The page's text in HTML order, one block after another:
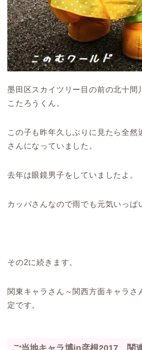
墨田区スカイツリー目の前の北十間
こたろうくん。
この子も昨年久しぶりに見たら全然
さんになっていました。
去年は眼鏡男子をしていましたよ。
カッパさんなので雨でも元気いっぱ
その2に続きます。
関東キャラさん～関西方面キャラさ
定です。
ご当地キャラ博in彦根2017 関